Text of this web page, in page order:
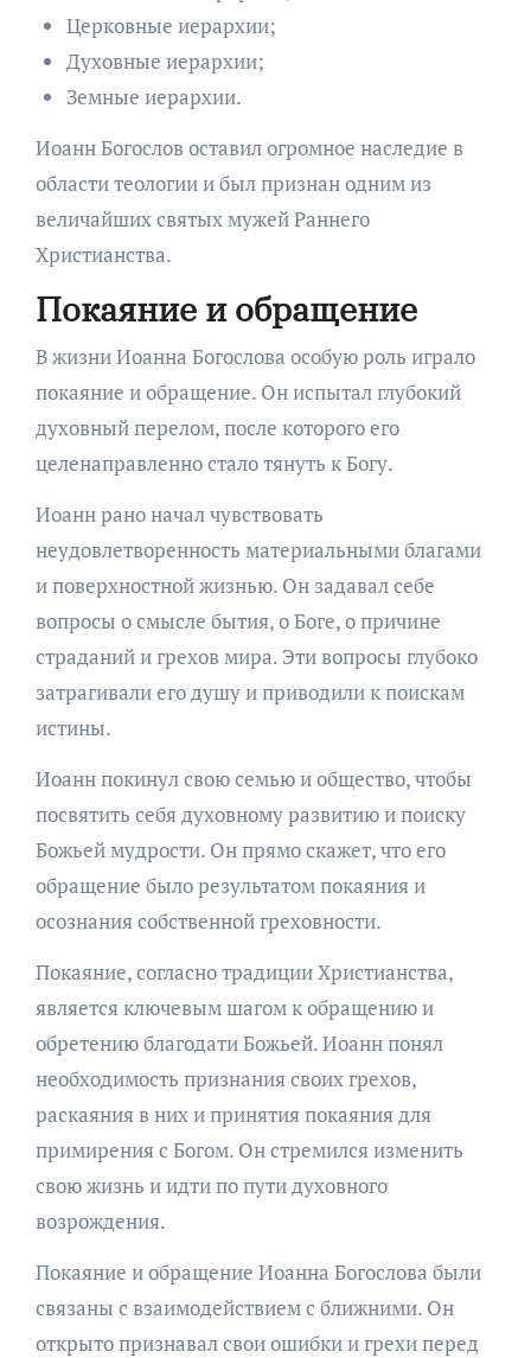
Церковные иерархии;
Духовные иерархии;
Земные иерархии.
Иоанн Богослов оставил огромное наследие в
области теологии и был признан одним из
величайших святых мужей Раннего
Христианства.
Покаяние и обращение
В жизни Иоанна Богослова особую роль играло
покаяние и обращение. Он испытал глубокий
духовный перелом, после которого его
целенаправленно стало тянуть к Богу.
Иоанн рано начал чувствовать
неудовлетворенность материальными благами
и поверхностной жизнью. Он задавал себе
вопросы о смысле бытия, о Боге, о причине
страданий и грехов мира. Эти вопросы глубоко
затрагивали его душу и приводили к поискам
истины.
Иоанн покинул свою семью и общество, чтобы
посвятить себя духовному развитию и поиску
Божьей мудрости. Он прямо скажет, что его
обращение было результатом покаяния и
осознания собственной греховности.
Покаяние, согласно традиции Христианства,
является ключевым шагом к обращению и
обретению благодати Божьей. Иоанн понял
необходимость признания своих грехов,
раскаяния в них и принятия покаяния для
примирения с Богом. Он стремился изменить
свою жизнь и идти по пути духовного
возрождения.
Покаяние и обращение Иоанна Богослова были
связаны с взаимодействием с ближними. Он
открыто признавал свои ошибки и грехи перед